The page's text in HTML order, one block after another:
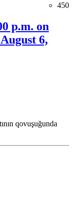
450
p.m. on
6,
qovuşuğunda